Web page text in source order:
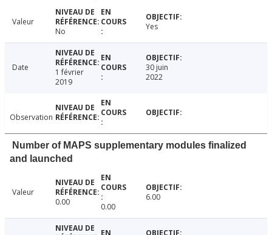
Valeur
No
Yes
Date
1 février
2019
30 juin
2022
Observation
Number of MAPS supplementary modules finalized
and launched
Valeur
0.00
0.00
6.00